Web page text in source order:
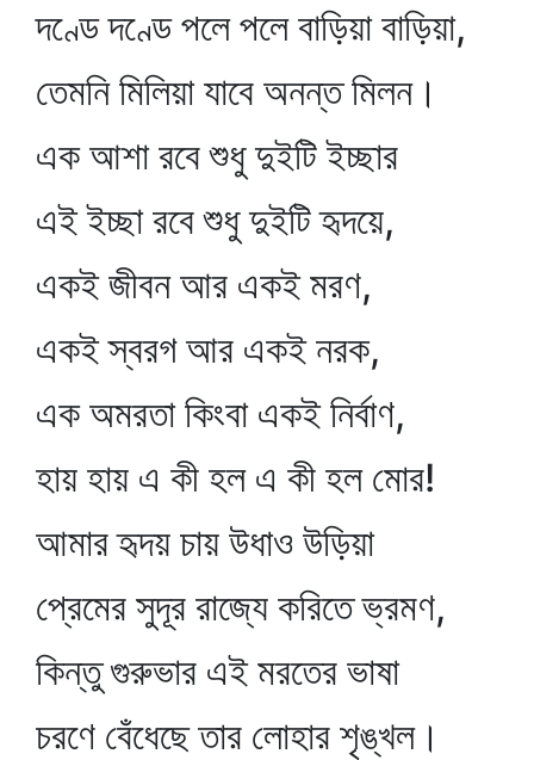
দণ্ডে দণ্ডে পলে পলে বাড়িয়া বাড়িয়া,
তেমনি মিলিয়া যাবে অনন্ত মিলন।
এক আশা রবে শুধু দুইটি ইচ্ছার
এই ইচ্ছা রবে শুধু দুইটি হৃদয়ে,
একই জীবন আর একই মরণ,
একই স্বরগ আর একই নরক,
এক অমরতা কিংবা একই নির্বাণ,
হায় হায় এ কী হল এ কী হল মোর!
আমার হৃদয় চায় উধাও উড়িয়া
প্রেমের সুদূর রাজ্যে করিতে ভ্রমণ,
কিন্তু গুরুভার এই মরতের ভাষা
চরণে বেঁধেছে তার লোহার শৃঙ্খল।